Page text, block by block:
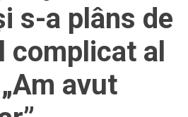
s-a plâns de
complicat al
avut